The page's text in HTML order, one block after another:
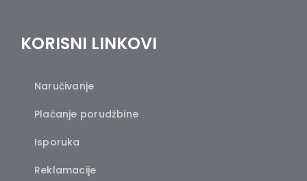
KORISNI LINKOVI
Naručivanje
Plaćanje porudžbine
Isporuka
Reklamacije